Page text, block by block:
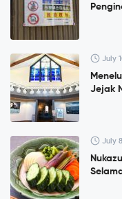
July
Jejak
July